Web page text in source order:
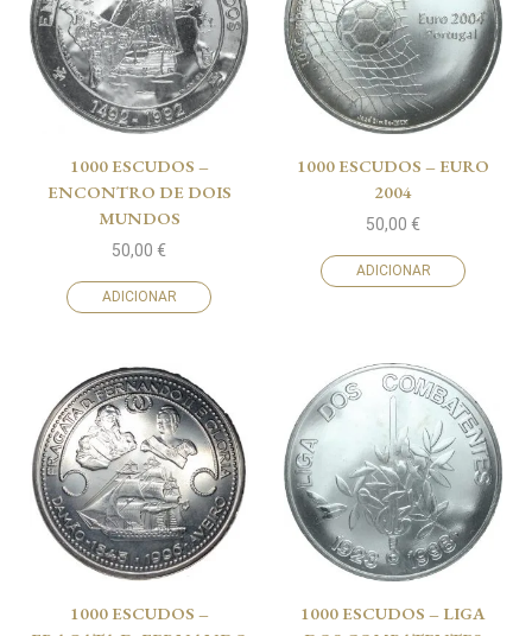
1000 ESCUDOS –
ENCONTRO DE DOIS
MUNDOS
50,00 €
ADICIONAR
1000 ESCUDOS – EURO
2004
50,00 €
ADICIONAR
1000 ESCUDOS –
1000 ESCUDOS – LIGA